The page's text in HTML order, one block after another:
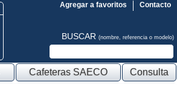
Contacto
Agregar a favoritos
BUSCAR (nombre, referencia o modelo)
Cafeteras SAECO Consulta